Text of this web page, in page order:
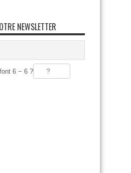
NEWSLETTER
6 − 6 ?